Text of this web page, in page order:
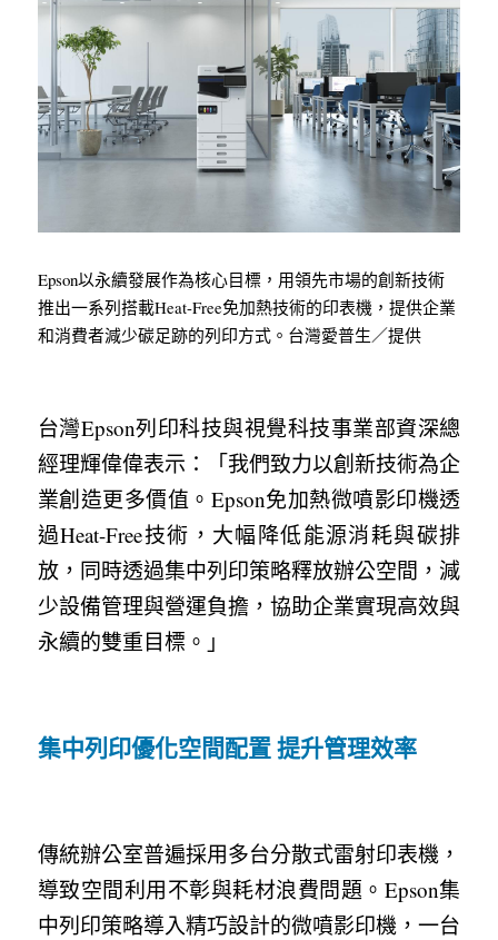
Epson以永續發展作為核心目標，用領先市場的創新技術
推出一系列搭載Heat-Free免加熱技術的印表機，提供企業
和消費者減少碳足跡的列印方式。台灣愛普生／提供
台灣Epson列印科技與視覺科技事業部資深總
經理輝偉偉表示：「我們致力以創新技術為企
業創造更多價值。Epson免加熱微噴影印機透
過Heat-Free技術，大幅降低能源消耗與碳排
放，同時透過集中列印策略釋放辦公空間，減
少設備管理與營運負擔，協助企業實現高效與
永續的雙重目標。」
集中列印優化空間配置 提升管理效率
傳統辦公室普遍採用多台分散式雷射印表機，
導致空間利用不彰與耗材浪費問題。Epson集
中列印策略導入精巧設計的微噴影印機，一台